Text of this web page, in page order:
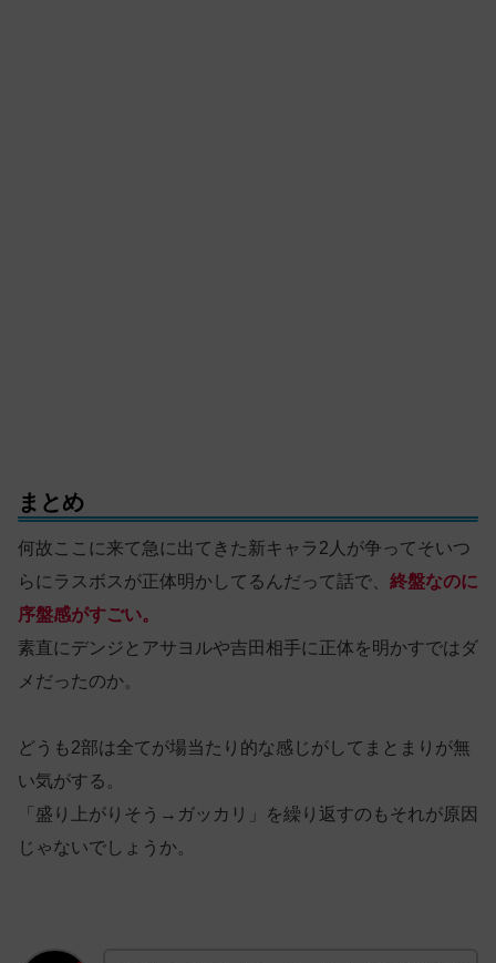
まとめ
何故ここに来て急に出てきた新キャラ2人が争ってそいつ
らにラスボスが正体明かしてるんだって話で、 終盤なのに
序盤感がすごい。
素直にデンジとアサヨルや吉田相手に正体を明かすではダ
メだったのか。
どうも2部は全てが場当たり的な感じがしてまとまりが無
い気がする。
「盛り上がりそう→ガッカリ」を繰り返すのもそれが原因
じゃないでしょうか。